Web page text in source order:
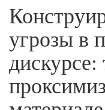
угрозы в
дискурсе: